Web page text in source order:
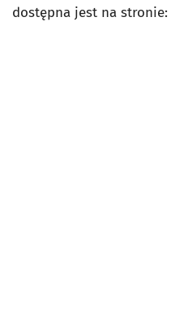
dostępna jest na stronie: